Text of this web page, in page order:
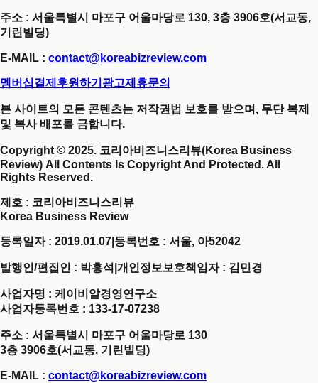
주소 : 서울특별시 마포구 어울마당로 130, 3층 3906호(서교동,
기린빌딩)
E-MAIL : contact@koreabizreview.com
멤버십결제 후원하기 광고제휴문의
본 사이트의 모든 콘텐츠는 저작권법 보호를 받으며, 무단 복제
및 복사 배포를 금합니다.
Copyright © 2025. 코리아비즈니스리뷰(Korea Business
Review) All Contents Is Copyright And Protected. All
Rights Reserved.
제호 : 코리아비즈니스리뷰
Korea Business Review
등록일자 : 2019.01.07 등록번호 : 서울, 아52042
발행인/편집인 : 박홍석 개인정보보호책임자 : 김민경
사업자명 : 케이비알경영연구소
사업자등록번호 : 133-17-07238
주소 : 서울특별시 마포구 어울마당로 130
3층 3906호(서교동, 기린빌딩)
E-MAIL : contact@koreabizreview.com